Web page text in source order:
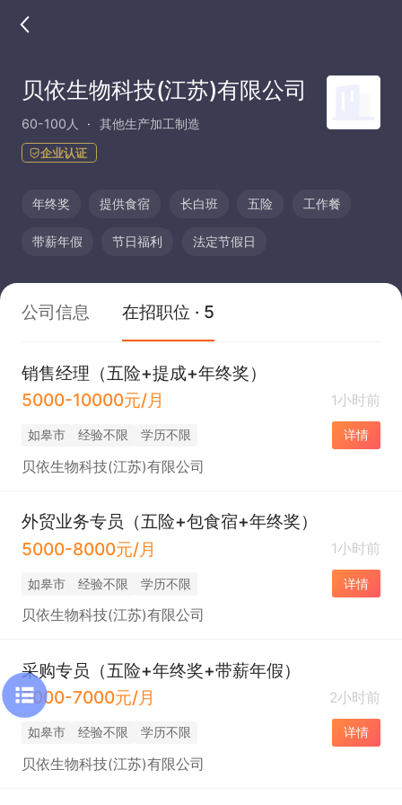
贝依生物科技(江苏)有限公司
60-100人 其他生产加工制造
企业认证
年终奖 提供食宿 长白班 五险 工作餐
带薪年假 节日福利 法定节假日
公司信息 在招职位 · 5
销售经理（五险+提成+年终奖）
5000-10000元/月
1小时前
如皋市 经验不限 学历不限 详情
贝依生物科技(江苏)有限公司
外贸业务专员（五险+包食宿+年终奖）
5000-8000元/月
1小时前
如皋市 经验不限 学历不限 详情
贝依生物科技(江苏)有限公司
采购专员（五险+年终奖+带薪年假）
5000-7000元/月
2小时前
如皋市 经验不限 学历不限 详情
贝依生物科技(江苏)有限公司